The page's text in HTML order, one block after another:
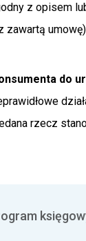
z opisem
zawartą
do
rzecz